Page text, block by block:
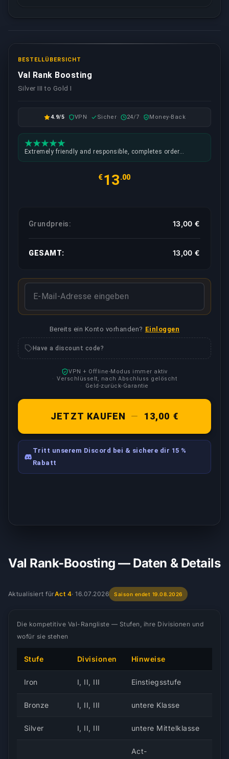
BESTELLÜBERSICHT
Val Rank Boosting
Silver III to Gold I
4.9/5 VPN Sicher 24/7 Money-Back
Extremely friendly and responsible, completes order
€13.00
Grundpreis: 13,00 €
GESAMT: 13,00 €
Bereits ein Konto vorhanden? Einloggen
Have a discount code?
VPN + Offline-Modus immer aktiv
Verschlüsselt, nach Abschluss gelöscht
Geld-zurück-Garantie
JETZT KAUFEN — 13,00 €
Tritt unserem Discord bei & sichere dir 15 %
Rabatt
Val Rank-Boosting — Daten & Details
Aktualisiert fürAct 4·16.07.2026 Saison endet 19.08.2026
Die kompetitive Val-Rangliste — Stufen, ihre Divisionen und
wofür sie stehen
Stufe Divisionen Hinweise
Iron I, II, III Einstiegsstufe
Bronze I, II, III untere Klasse
Silver I, II, III untere Mittelklasse
Act-